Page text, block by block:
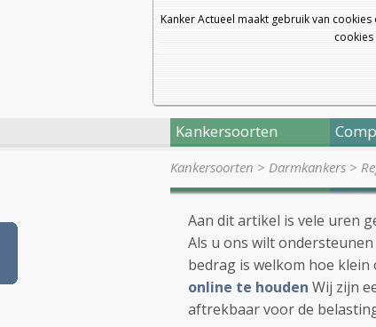
Kanker Actueel maakt gebruik van
Kankersoorten
Kankersoorten > Darmkankers >
Aan dit artikel is vele uren
Als u ons wilt
bedrag is welkom hoe klein
online te houden Wij zijn
aftrekbaar voor de